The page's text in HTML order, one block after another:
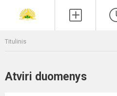
Titulinis
Atviri duomenys